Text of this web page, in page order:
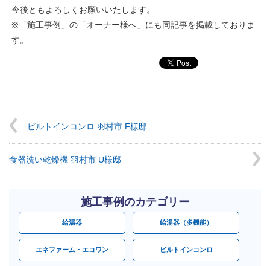
今後ともよろしくお願いいたします。
※「施工事例」の「オーナー様へ」にも同記事を掲載しておりま
す。
ビルトインコンロ 羽村市 F様邸
食器洗い乾燥機 羽村市 U様邸
施工事例のカテゴリー
給湯器 給湯器（多機能）
エネファーム・エコワン ビルトインコンロ